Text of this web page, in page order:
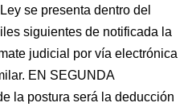
se presenta dentro del
siguientes de notificada la
judicial por vía electrónica
EN SEGUNDA
la postura será la deducción